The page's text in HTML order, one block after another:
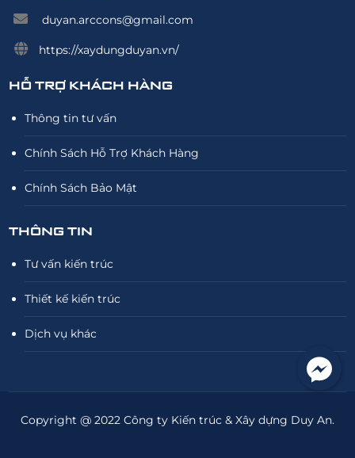
duyan.arccons@gmail.com
https://xaydungduyan.vn/
HỖ TRỢ KHÁCH HÀNG
Thông tin tư vấn
Chính Sách Hỗ Trợ Khách Hàng
Chính Sách Bảo Mật
THÔNG TIN
Tư vấn kiến trúc
Thiết kế kiến trúc
Dịch vụ khác
Copyright @ 2022 Công ty Kiến trúc & Xây dựng Duy An.